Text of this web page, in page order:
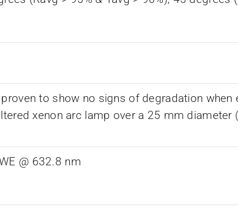
to show no signs of degradation
xenon arc lamp over a 25 mm
@ 632.8 nm